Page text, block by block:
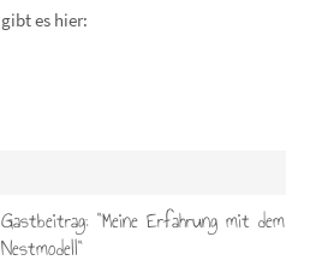
gibt es hier:
Gastbeitrag: "Meine Erfahrung mit dem
Nestmodell"